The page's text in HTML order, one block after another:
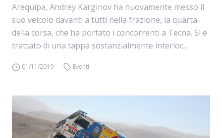
Arequipa, Andrey Karginov ha nuovamente messo il
suo veicolo davanti a tutti nella frazione, la quarta
della corsa, che ha portato i concorrenti a Tecna. Si è
trattato di una tappa sostanzialmente interloc...
01/11/2019 Eventi